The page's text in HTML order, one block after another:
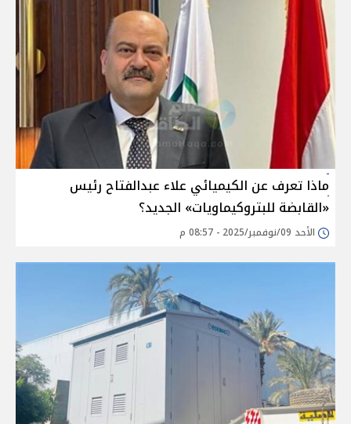
ماذا تعرف عن الكيميائي علاء عبدالفتاح رئيس
«القابضة للبتروكيماويات» الجديد؟
الأحد 09/نوفمبر/2025 - 08:57 م